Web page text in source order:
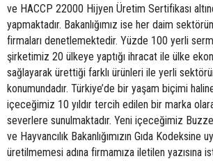
ve HACCP 22000 Hijyen Üretim Sertifikası
yapmaktadır. Bakanlığımız ise her daim
firmaları denetlemektedir. Yüzde 100 yerli
şirketimiz 20 ülkeye yaptığı ihracat ile ülke
sağlayarak ürettiği farklı ürünleri ile yerli
konumundadır. Türkiye’de bir yaşam biçimi
içeceğimiz 10 yıldır tercih edilen bir marka
severlere sunulmaktadır. Yeni içeceğimiz
ve Hayvancılık Bakanlığımızın Gıda Kodeksine
üretilmemesi adına firmamıza iletilen yazısına